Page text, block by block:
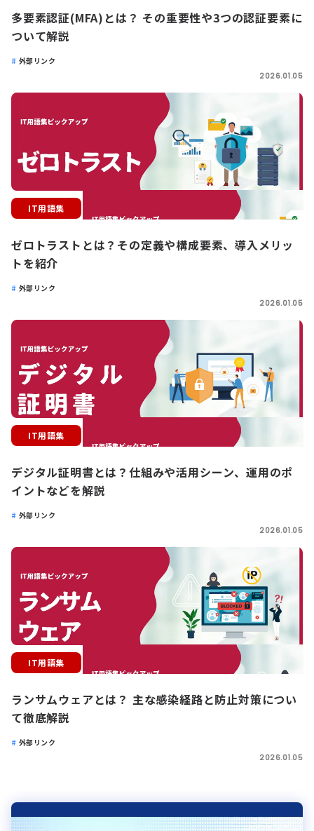
多要素認証(MFA)とは？ その重要性や3つの認証要素に
ついて解説
外部リンク
2026.01.05
IT用語集
ゼロトラストとは？その定義や構成要素、導入メリッ
トを紹介
外部リンク
2026.01.05
IT用語集
デジタル証明書とは？仕組みや活用シーン、運用のポ
イントなどを解説
外部リンク
2026.01.05
IT用語集
ランサムウェアとは？ 主な感染経路と防止対策につい
て徹底解説
外部リンク
2026.01.05